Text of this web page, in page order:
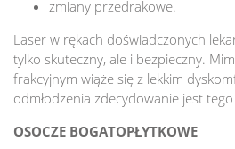
zmiany przedrakowe.
Laser w rękach doświadczonych
tylko skuteczny, ale i bezpieczny.
frakcyjnym wiąże się z lekkim
odmłodzenia zdecydowanie jest
OSOCZE BOGATOPŁYTKOWE